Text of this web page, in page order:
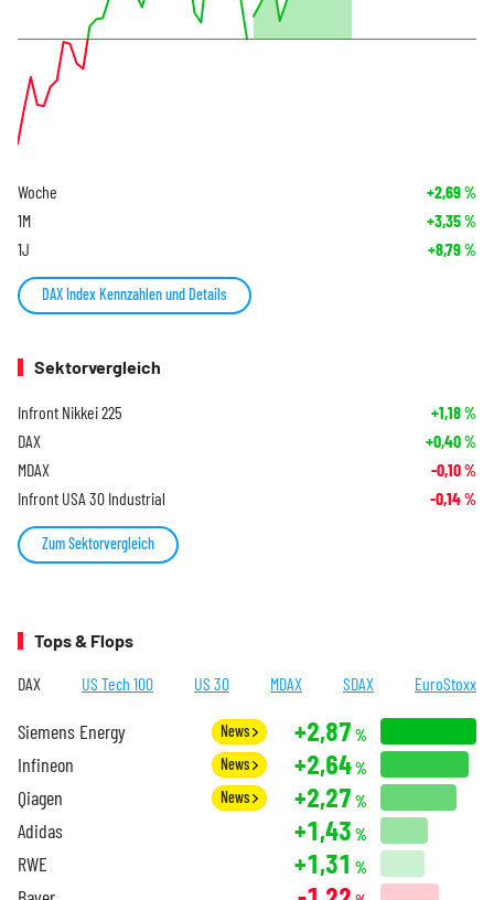
Woche +2,69%
1M +3,35%
1J +8,79%
DAX Index Kennzahlen und Details
Sektorvergleich
Infront Nikkei 225 +1,18%
DAX +0,40%
MDAX -0,10%
Infront USA 30 Industrial -0,14%
Zum Sektorvergleich
Tops & Flops
DAX US Tech 100 US 30 MDAX SDAX EuroStoxx
Siemens Energy News +2,87 %
Infineon News +2,64%
Qiagen News +2,27 %
Adidas +1,43 %
RWE +1,31 %